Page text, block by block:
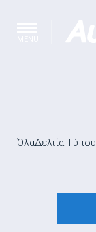
ΌλαΔελτία Τύπου